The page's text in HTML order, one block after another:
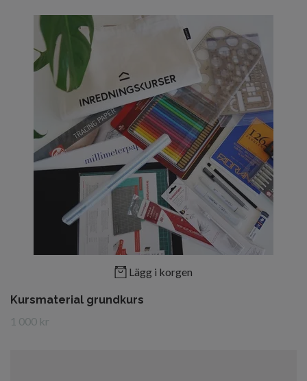
Lägg i korgen
Kursmaterial grundkurs
1 000 kr